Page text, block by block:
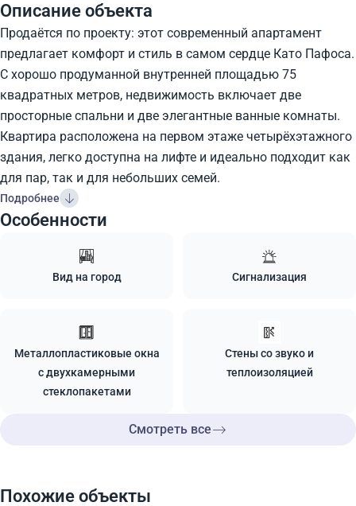
Описание объекта
Продаётся по проекту: этот современный апартамент
предлагает комфорт и стиль в самом сердце Като Пафоса.
С хорошо продуманной внутренней площадью 75
квадратных метров, недвижимость включает две
просторные спальни и две элегантные ванные комнаты.
Квартира расположена на первом этаже четырёхэтажного
здания, легко доступна на лифте и идеально подходит как
для пар, так и для небольших семей.
Подробнее
Особенности
Вид на город Сигнализация
Металлопластиковые окна
с двухкамерными
стеклопакетами
Стены со звуко и
теплоизоляцией
Смотреть все
Похожие объекты